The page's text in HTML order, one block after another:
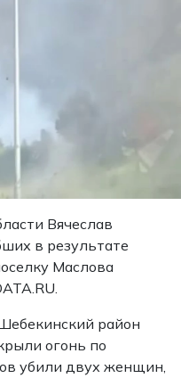
Вячеслав
в результате
Маслова
район
огонь по
убили двух женщин,